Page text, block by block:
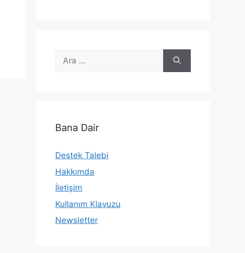
için
Bana Dair
Destek Talebi
Hakkımda
İletişim
Kullanım Klavuzu
Newsletter